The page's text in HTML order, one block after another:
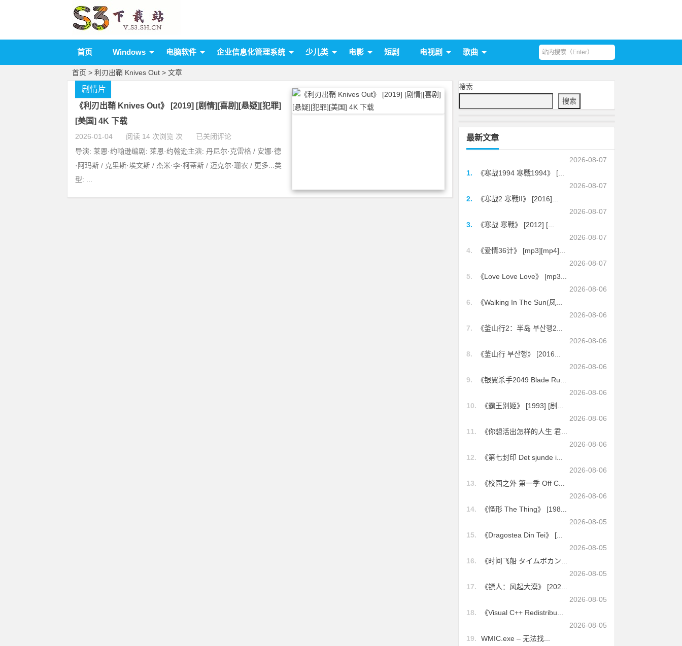
首页 Windows 电脑软件 企业信息化管理系统 少儿类 电影 短剧 电视剧 歌曲
首页 > 利刃出鞘 Knives Out > 文章
《利刃出鞘 Knives Out》 [2019] [剧情][喜剧][悬疑][犯罪]
[美国] 4K 下载
2026-01-04 阅读 14 次浏览 次 已关闭评论
剧情片
导演: 莱恩·约翰逊编剧: 莱恩·约翰逊主演: 丹尼尔·克雷格 / 安娜·德
·阿玛斯 / 克里斯·埃文斯 / 杰米·李·柯蒂斯 / 迈克尔·珊农 / 更多...类
型: ...
搜索
搜索
最新文章
2026-08-07
1.
《寒战1994 寒戰1994》 [...
2026-08-07
2.
《寒战2 寒戰II》 [2016]...
2026-08-07
3.
《寒战 寒戰》 [2012] [...
2026-08-07
4.
《爱情36计》 [mp3][mp4]...
2026-08-07
5.
《Love Love Love》 [mp3...
2026-08-06
6.
《Walking In The Sun(凤...
2026-08-06
7.
《釜山行2：半岛 부산행2...
2026-08-06
8.
《釜山行 부산행》 [2016...
2026-08-06
9.
《银翼杀手2049 Blade Ru...
2026-08-06
10.
《霸王别姬》 [1993] [剧...
2026-08-06
11.
《你想活出怎样的人生 君...
2026-08-06
12.
《第七封印 Det sjunde i...
2026-08-06
13.
《校园之外 第一季 Off C...
2026-08-06
14.
《怪形 The Thing》 [198...
2026-08-05
15.
《Dragostea Din Tei》 [...
2026-08-05
16.
《时间飞船 タイムボカン...
2026-08-05
17.
《镖人：风起大漠》 [202...
2026-08-05
18.
《Visual C++ Redistribu...
2026-08-05
19.
WMIC.exe – 无法找...